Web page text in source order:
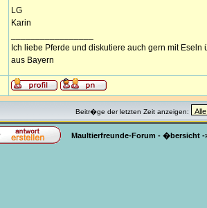
LG
Karin
Ich liebe Pferde und diskutiere auch gern mit
aus Bayern
Beitr�ge der letzten Zeit anzeigen:
Maultierfreunde-Forum - �bersicht -